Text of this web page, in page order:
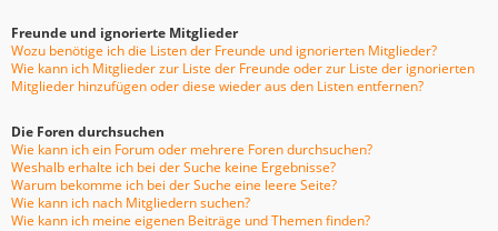
Freunde und ignorierte Mitglieder
Wozu benötige ich die Listen der Freunde und ignorierten Mitglieder?
Wie kann ich Mitglieder zur Liste der Freunde oder zur Liste der ignorierten
Mitglieder hinzufügen oder diese wieder aus den Listen entfernen?
Die Foren durchsuchen
Wie kann ich ein Forum oder mehrere Foren durchsuchen?
Weshalb erhalte ich bei der Suche keine Ergebnisse?
Warum bekomme ich bei der Suche eine leere Seite?
Wie kann ich nach Mitgliedern suchen?
Wie kann ich meine eigenen Beiträge und Themen finden?